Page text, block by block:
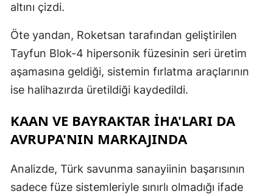
altını çizdi.
Öte yandan, Roketsan tarafından geliştirilen
Tayfun Blok-4 hipersonik füzesinin seri üretim
aşamasına geldiği, sistemin fırlatma araçlarının
ise halihazırda üretildiği kaydedildi.
KAAN VE BAYRAKTAR İHA'LARI DA
AVRUPA'NIN MARKAJINDA
Analizde, Türk savunma sanayiinin başarısının
sadece füze sistemleriyle sınırlı olmadığı ifade